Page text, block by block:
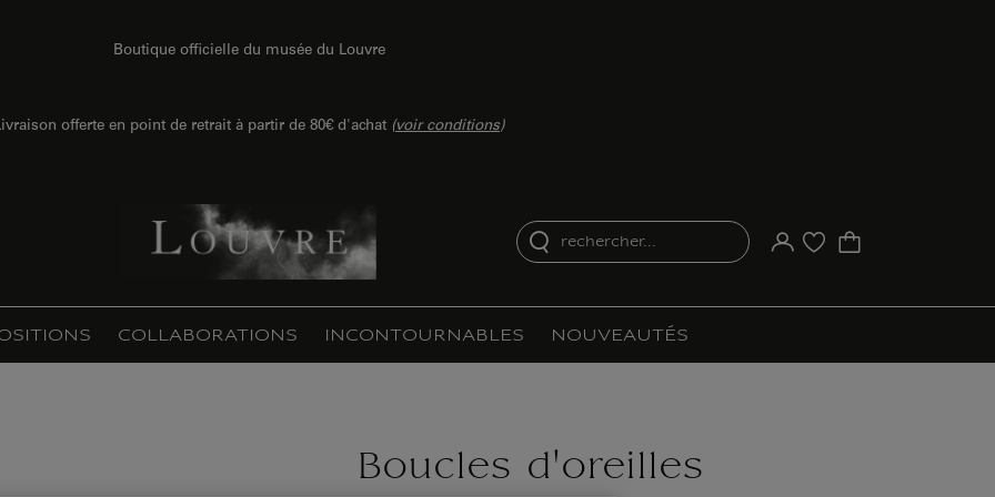
Boutique officielle du musée du Louvre
offerte en point de retrait à partir de 80€ d'achat (voir conditions)
rechercher...
Votre compte
Liste d'achat
COLLABORATIONS INCONTOURNABLES NOUVEAUTÉS
Boucles d'oreilles